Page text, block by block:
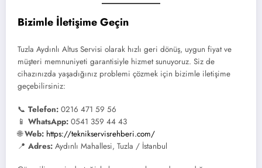
Bizimle İletişime Geçin
Tuzla Aydınlı Altus Servisi olarak hızlı geri dönüş, uygun fiyat ve
müşteri memnuniyeti garantisiyle hizmet sunuyoruz. Siz de
cihazınızda yaşadığınız problemi çözmek için bizimle iletişime
geçebilirsiniz:
📞 Telefon: 0216 471 59 56
📱 WhatsApp: 0541 359 44 43
🌐Web: https://teknikservisrehberi.com/
📍 Adres: Aydınlı Mahallesi, Tuzla / İstanbul